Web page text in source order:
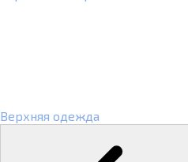
Верхняя одежда